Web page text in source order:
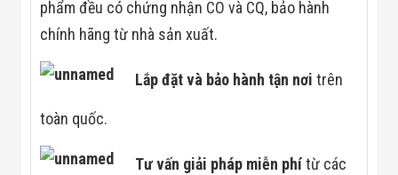
phẩm đều có chứng nhận CO và CQ, bảo hành
chính hãng từ nhà sản xuất.
Lắp đặt và bảo hành tận nơi trên
toàn quốc.
Tư vấn giải pháp miễn phítừ các